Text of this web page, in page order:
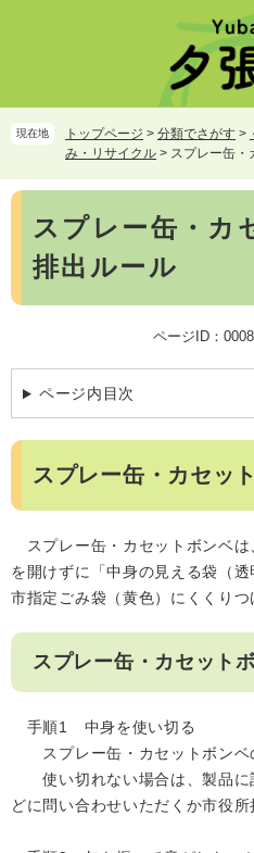
頭
で
飛
ば
て
現在地 トップページ > 分類でさがす >
み・リサイクル > スプレー缶・
本
スプレー缶・カ
排出ルール
ページID：
ページ内目次
スプレー缶・カセッ
スプレー缶・カセットボンベは
を開けずに「中身の見える袋（
市指定ごみ袋（黄色）にくくりつ
スプレー缶・カセット
手順1 中身を使い切る
スプレー缶・カセットボンベ
使い切れない場合は、製品に
どに問い合わせいただくか市役